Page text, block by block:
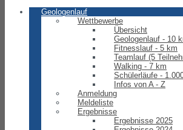
Geologenlauf
Wettbewerbe
Übersicht
Geologenlauf - 10
Fitnesslauf - 5 km
Teamlauf (5
Walking - 7 km
Schülerläufe -
Infos von A - Z
Anmeldung
Meldeliste
Ergebnisse
Ergebnisse 2025